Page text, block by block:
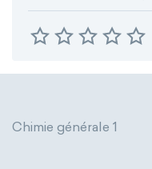
Chimie générale 1